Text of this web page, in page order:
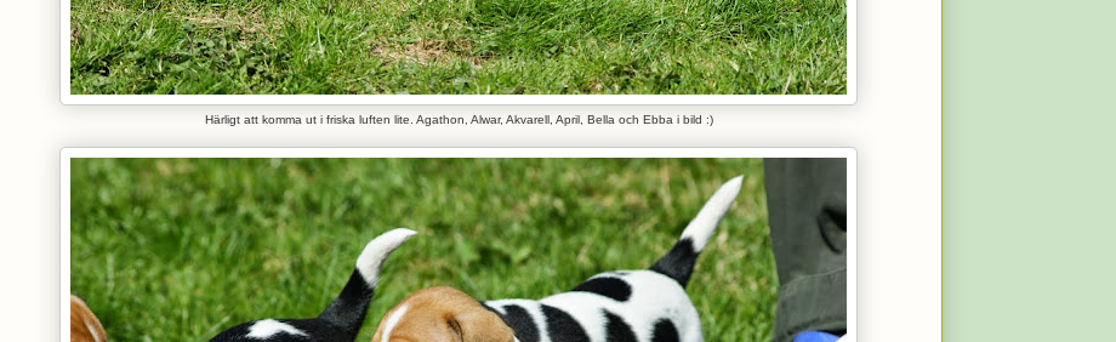
Härligt att komma ut i friska luften lite. Agathon, Alwar, Akvarell, April, Bella och Ebba i bild :)